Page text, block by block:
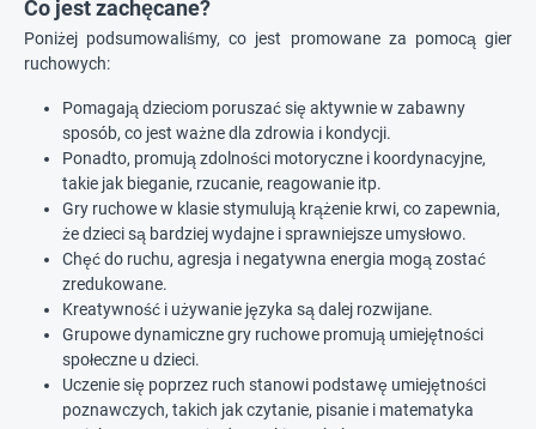
Co jest zachęcane?
Poniżej podsumowaliśmy, co jest promowane za pomocą gier
ruchowych:
Pomagają dzieciom poruszać się aktywnie w zabawny
sposób, co jest ważne dla zdrowia i kondycji.
Ponadto, promują zdolności motoryczne i koordynacyjne,
takie jak bieganie, rzucanie, reagowanie itp.
Gry ruchowe w klasie stymulują krążenie krwi, co zapewnia,
że dzieci są bardziej wydajne i sprawniejsze umysłowo.
Chęć do ruchu, agresja i negatywna energia mogą zostać
zredukowane.
Kreatywność i używanie języka są dalej rozwijane.
Grupowe dynamiczne gry ruchowe promują umiejętności
społeczne u dzieci.
Uczenie się poprzez ruch stanowi podstawę umiejętności
poznawczych, takich jak czytanie, pisanie i matematyka